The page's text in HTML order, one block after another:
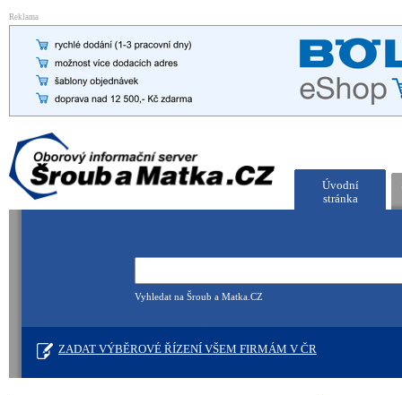
Reklama
Úvodní
stránka
Vyhledat na Šroub a Matka.CZ
ZADAT VÝBĚROVÉ ŘÍZENÍ VŠEM FIRMÁM V ČR